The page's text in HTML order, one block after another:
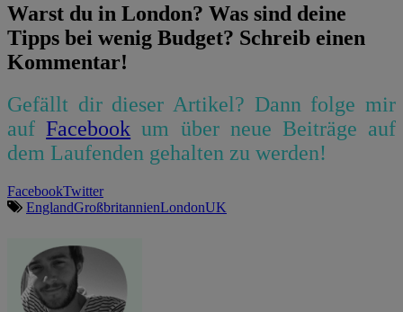
Warst du in London? Was sind deine
Tipps bei wenig Budget? Schreib einen
Kommentar!
Gefällt dir dieser Artikel? Dann folge mir
aufFacebook um über neue Beiträge auf
dem Laufenden gehalten zu werden!
FacebookTwitter
EnglandGroßbritannienLondonUK